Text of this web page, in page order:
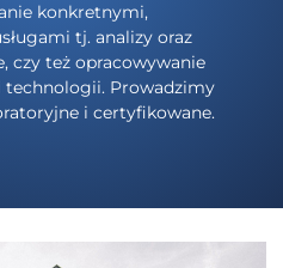
konkretnymi,
tj. analizy oraz
czy też opracowywanie
Prowadzimy
i certyfikowane.